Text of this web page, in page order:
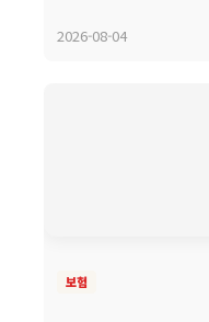
2026-08-04
보험